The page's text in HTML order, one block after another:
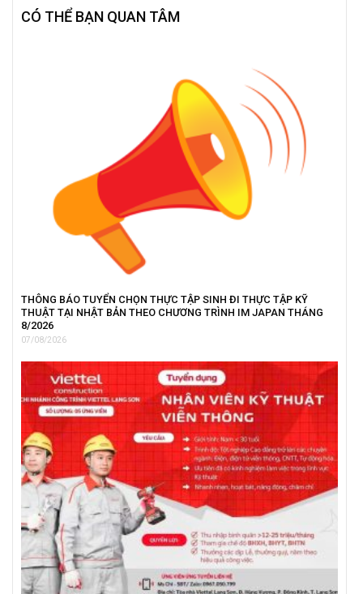
CÓ THỂ BẠN QUAN TÂM
THÔNG BÁO TUYỂN CHỌN THỰC TẬP SINH ĐI THỰC TẬP KỸ
THUẬT TẠI NHẬT BẢN THEO CHƯƠNG TRÌNH IM JAPAN THÁNG
8/2026
07/08/2026